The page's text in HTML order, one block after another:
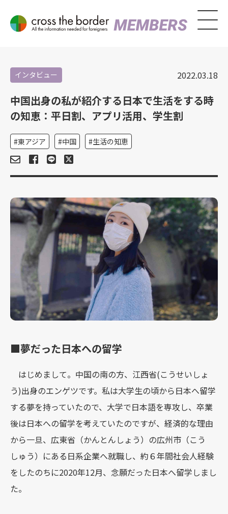
インタビュー 2022.03.18
中国出身の私が紹介する日本で生活をする時
の知恵：平日割、アプリ活用、学生割
東アジア 中国 生活の知恵
■夢だった日本への留学
はじめまして。中国の南の方、江⻄省(こうせいしょ
う)出身のエンゲツです。私は大学生の頃から日本へ留学
する夢を持っていたので、大学で日本語を専攻し、卒業
後は日本への留学を考えていたのですが、経済的な理由
から一旦、広東省（かんとんしょう）の広州市（こう
しゅう）にある日系企業へ就職し、約６年間社会人経験
をしたのちに2020年12月、念願だった日本へ留学しまし
た。